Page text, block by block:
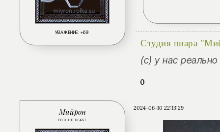
УВАЖЕНИЕ: +69
Студия пиара
(с) у нас
0
2024-06-10 22:13:29
Мийрон
FEED THE BEAST